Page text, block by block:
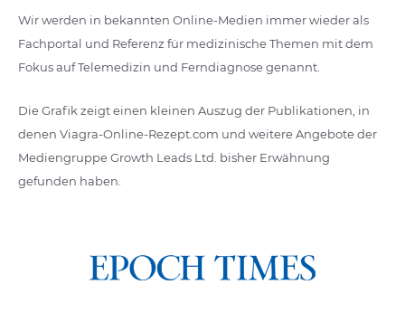
Wir werden in bekannten Online-Medien immer wieder als
Fachportal und Referenz für medizinische Themen mit dem
Fokus auf Telemedizin und Ferndiagnose genannt.
Die Grafik zeigt einen kleinen Auszug der Publikationen, in
denen Viagra-Online-Rezept.com und weitere Angebote der
Mediengruppe Growth Leads Ltd. bisher Erwähnung
gefunden haben.